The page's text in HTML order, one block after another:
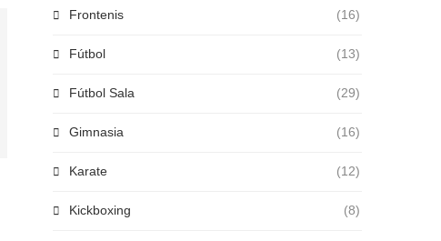
Frontenis (16)
Fútbol (13)
Fútbol Sala (29)
Gimnasia (16)
Karate (12)
Kickboxing (8)